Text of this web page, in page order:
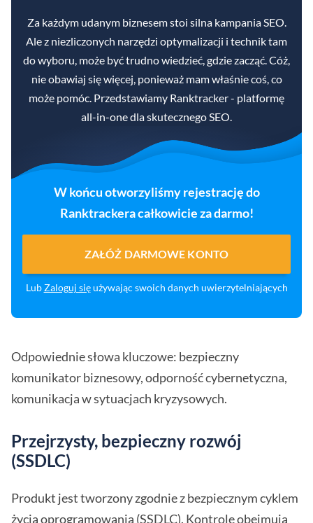
Za każdym udanym biznesem stoi silna kampania SEO.
Ale z niezliczonych narzędzi optymalizacji i technik tam
do wyboru, może być trudno wiedzieć, gdzie zacząć. Cóż,
nie obawiaj się więcej, ponieważ mam właśnie coś, co
może pomóc. Przedstawiamy Ranktracker - platformę
all-in-one dla skutecznego SEO.
W końcu otworzyliśmy rejestrację do
Ranktrackera całkowicie za darmo!
ZAŁÓŻ DARMOWE KONTO
LubZaloguj sięużywając swoich danych uwierzytelniających
Odpowiednie słowa kluczowe: bezpieczny
komunikator biznesowy, odporność cybernetyczna,
komunikacja w sytuacjach kryzysowych.
Przejrzysty, bezpieczny rozwój
(SSDLC)
Produkt jest tworzony zgodnie z bezpiecznym cyklem
życia oprogramowania (SSDLC). Kontrole obejmują